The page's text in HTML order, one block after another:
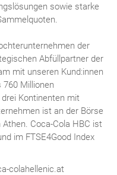
sowie starke
der
Abfüllpartner der
mit unseren Kund:innen
Millionen
Kontinenten mit
ist an der Börse
Coca-Cola HBC ist
im FTSE4Good Index
colahellenic.at